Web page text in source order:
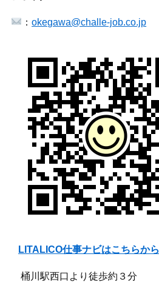
：okegawa@challe-job.co.jp
LITALICO仕事ナビはこちらから
桶川駅西口より徒歩約３分